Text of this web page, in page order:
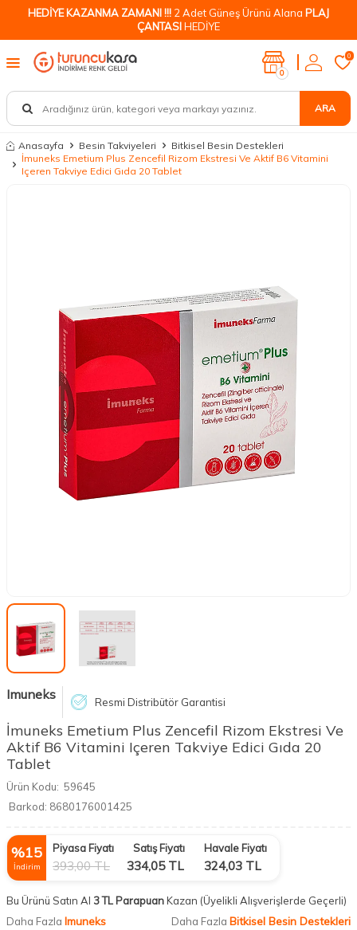
HEDİYE KAZANMA ZAMANI !!! 2 Adet Güneş Ürünü Alana PLAJ
ÇANTASIHEDİYE
ARA
0
0
Anasayfa Besin Takviyeleri
Bitkisel Besin Destekleri
İmuneks Emetium Plus Zencefil Rizom Ekstresi Ve Aktif B6 Vitamini
Içeren Takviye Edici Gıda 20 Tablet
Imuneks Resmi Distribütör Garantisi
İmuneks Emetium Plus Zencefil Rizom Ekstresi Ve
Aktif B6 Vitamini Içeren Takviye Edici Gıda 20
Tablet
Ürün Kodu: 59645
Barkod: 8680176001425
%15
İndirim
Piyasa Fiyatı
393,00TL
Satış Fiyatı
334,05TL
Havale Fiyatı
324,03 TL
Bu Ürünü Satın Al 3 TL ParapuanKazan (Üyelikli Alışverişlerde Geçerli)
Daha Fazla Imuneks Daha Fazla Bitkisel Besin Destekleri